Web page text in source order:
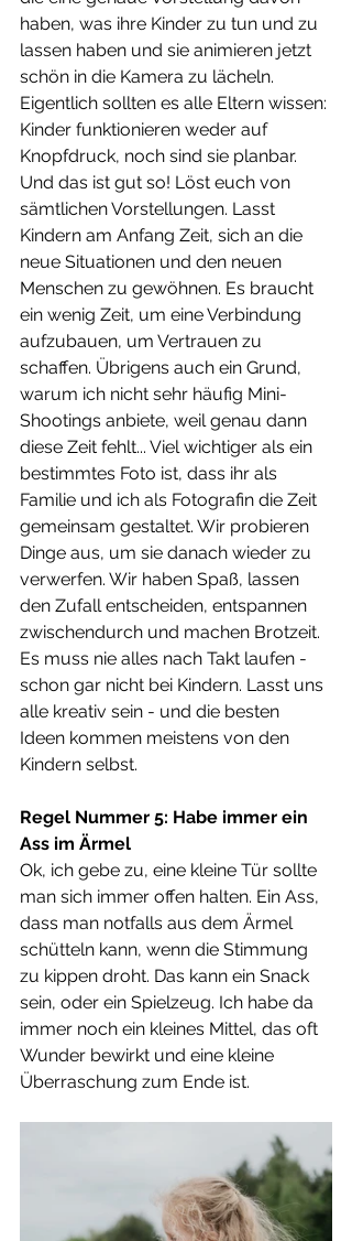
haben, was ihre Kinder zu tun und zu
lassen haben und sie animieren jetzt
schön in die Kamera zu lächeln.
Eigentlich sollten es alle Eltern wissen:
Kinder funktionieren weder auf
Knopfdruck, noch sind sie planbar.
Und das ist gut so! Löst euch von
sämtlichen Vorstellungen. Lasst
Kindern am Anfang Zeit, sich an die
neue Situationen und den neuen
Menschen zu gewöhnen. Es braucht
ein wenig Zeit, um eine Verbindung
aufzubauen, um Vertrauen zu
schaffen. Übrigens auch ein Grund,
warum ich nicht sehr häufig Mini-
Shootings anbiete, weil genau dann
diese Zeit fehlt... Viel wichtiger als ein
bestimmtes Foto ist, dass ihr als
Familie und ich als Fotografin die Zeit
gemeinsam gestaltet. Wir probieren
Dinge aus, um sie danach wieder zu
verwerfen. Wir haben Spaß, lassen
den Zufall entscheiden, entspannen
zwischendurch und machen Brotzeit.
Es muss nie alles nach Takt laufen -
schon gar nicht bei Kindern. Lasst uns
alle kreativ sein - und die besten
Ideen kommen meistens von den
Kindern selbst.
Regel Nummer 5: Habe immer ein
Ass im Ärmel
Ok, ich gebe zu, eine kleine Tür sollte
man sich immer offen halten. Ein Ass,
dass man notfalls aus dem Ärmel
schütteln kann, wenn die Stimmung
zu kippen droht. Das kann ein Snack
sein, oder ein Spielzeug. Ich habe da
immer noch ein kleines Mittel, das oft
Wunder bewirkt und eine kleine
Überraschung zum Ende ist.